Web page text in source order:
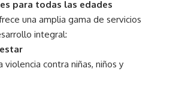
para todas las edades
una amplia gama de servicios
integral:
violencia contra niñas, niños y